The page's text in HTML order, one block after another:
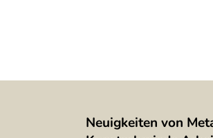
Neuigkeiten von